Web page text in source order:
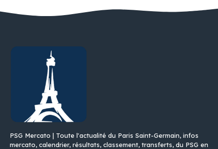
PSG Mercato | Toute l'actualité du Paris Saint-Germain, infos
mercato, calendrier, résultats, classement, transferts, du PSG en